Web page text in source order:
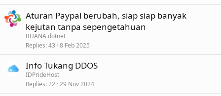
Aturan Paypal berubah, siap siap banyak
kejutan tanpa sepengetahuan
BUANA dotnet
Replies 43 8 Feb 2025
Info Tukang DDOS
IDPrideHost
Replies 22 29 Nov 2024